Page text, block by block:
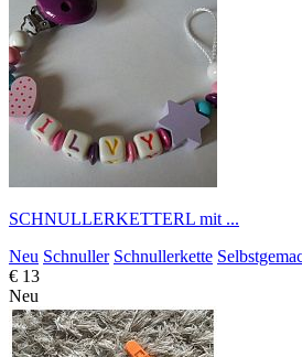
SCHNULLERKETTERL mit ...
Neu Schnuller Schnullerkette
€ 13
Neu